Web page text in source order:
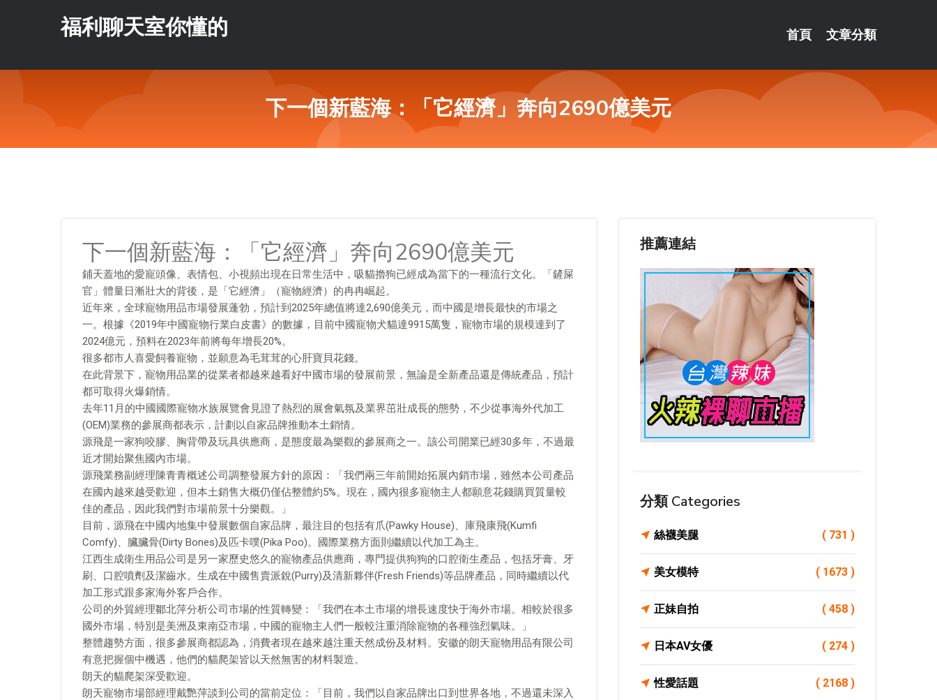
福利聊天室你懂的 首頁 文章分類
下一個新藍海：「它經濟」奔向2690億美元
下一個新藍海：「它經濟」奔向2690億美元
鋪天蓋地的愛寵頭像、表情包、小視頻出現在日常生活中，吸貓擼狗已經成為當下的一種流行文化。「鏟屎
官」體量日漸壯大的背後，是「它經濟」（寵物經濟）的冉冉崛起。
近年來，全球寵物用品市場發展蓬勃，預計到2025年總值將達2,690億美元，而中國是增長最快的市場之
一。根據《2019年中國寵物行業白皮書》的數據，目前中國寵物犬貓達9915萬隻，寵物市場的規模達到了
2024億元，預料在2023年前將每年增長20%。
很多都市人喜愛飼養寵物，並願意為毛茸茸的心肝寶貝花錢。
在此背景下，寵物用品業的從業者都越來越看好中國市場的發展前景，無論是全新產品還是傳統產品，預計
都可取得火爆銷情。
去年11月的中國國際寵物水族展覽會見證了熱烈的展會氣氛及業界茁壯成長的態勢，不少從事海外代加工
(OEM)業務的參展商都表示，計劃以自家品牌推動本土銷情。
源飛是一家狗咬膠、胸背帶及玩具供應商，是態度最為樂觀的參展商之一。該公司開業已經30多年，不過最
近才開始聚焦國內市場。
源飛業務副經理陳青青概述公司調整發展方針的原因：「我們兩三年前開始拓展內銷市場，雖然本公司產品
在國內越來越受歡迎，但本土銷售大概仍僅佔整體約5%。現在，國內很多寵物主人都願意花錢購買質量較
佳的產品，因此我們對市場前景十分樂觀。」
目前，源飛在中國內地集中發展數個自家品牌，最注目的包括有爪(Pawky House)、庫飛康飛(Kumfi
Comfy)、臟臟骨(Dirty Bones)及匹卡噗(Pika Poo)。國際業務方面則繼續以代加工為主。
江西生成衛生用品公司是另一家歷史悠久的寵物產品供應商，專門提供狗狗的口腔衛生產品，包括牙膏、牙
刷、口腔噴劑及潔齒水。生成在中國售賣派銳(Purry)及清新夥伴(Fresh Friends)等品牌產品，同時繼續以代
加工形式跟多家海外客戶合作。
公司的外貿經理鄒北萍分析公司市場的性質轉變：「我們在本土市場的增長速度快于海外市場。相較於很多
國外市場，特別是美洲及東南亞市場，中國的寵物主人們一般較注重消除寵物的各種強烈氣味。」
整體趨勢方面，很多參展商都認為，消費者現在越來越注重天然成份及材料。安徽的朗天寵物用品有限公司
有意把握個中機遇，他們的貓爬架皆以天然無害的材料製造。
朗天的貓爬架深受歡迎。
朗天寵物市場部經理戴艷萍談到公司的當前定位：「目前，我們以自家品牌出口到世界各地，不過還未深入
推薦連結
分類 Categories
絲襪美腿 ( 731 )
美女模特 ( 1673 )
正妹自拍 ( 458 )
日本AV女優 ( 274 )
性愛話題 ( 2168 )